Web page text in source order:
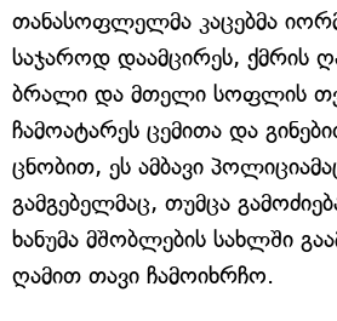
თანასოფლელმა კაცებმა
საჯაროდ დაამცირეს, ქმრის
ბრალი და მთელი სოფლის
ჩამოატარეს ცემითა და
ცნობით, ეს ამბავი
გამგებელმაც, თუმცა
ხანუმა მშობლების სახლში
ღამით თავი ჩამოიხრჩო.